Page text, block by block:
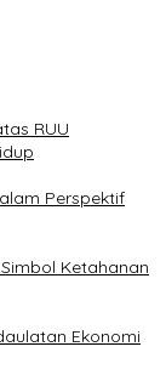
RUU
Perspektif
Ketahanan
Ekonomi